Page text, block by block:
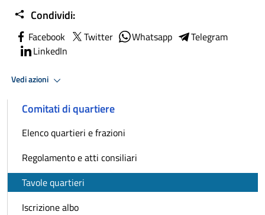
Condividi:
Facebook Twitter Whatsapp
Telegram
LinkedIn
Vedi azioni
Comitati di quartiere
Elenco quartieri e frazioni
Regolamento e atti consiliari
Tavole quartieri
Iscrizione albo